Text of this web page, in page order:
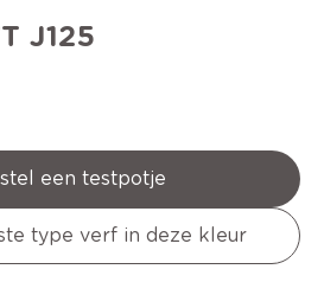
J125
een testpotje
type verf in deze kleur